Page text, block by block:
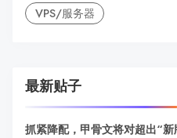
VPS/服务器
最新贴子
抓紧降配，甲骨文将对超出“新